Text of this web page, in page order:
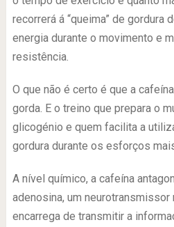
recorrerá á “queima” de gordura
energia durante o movimento e
resistência.
O que não é certo é que a
gorda. E o treino que prepara o
glicogénio e quem facilita a
gordura durante os esforços
A nível químico, a cafeína
adenosina, um neurotransmissor
encarrega de transmitir a